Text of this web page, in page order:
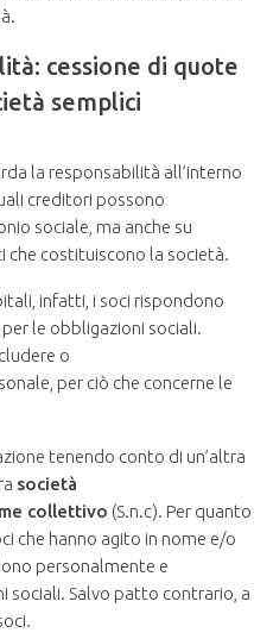
cessione di quote
semplici
la responsabilità all’interno
creditori possono
sociale, ma anche su
che costituiscono la società.
infatti, i soci rispondono
le obbligazioni sociali.
o
per ciò che concerne le
tenendo conto di un’altra
società
collettivo (S.n.c). Per quanto
che hanno agito in nome e/o
personalmente e
sociali. Salvo patto contrario, a